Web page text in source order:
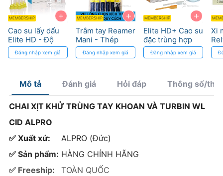
+
MEMBERSHIP
Cao su lấy dấu
Elite HD - Độ
chính xác cao,
phục hồi tốt
Đăng nhập xem giá
+
MEMBERSHIP
Trâm tay Reamer
Mani - Thép
Hard Fiber cho
điều trị tủy
Đăng nhập xem giá
+
MEMBERSHIP
Elite HD+ Cao su
đặc trùng hợp
trung bình cho
nha khoa
Đăng nhập xem giá
Xi
-
cao
Mô tả Đánh giá Hỏi đáp Thông số/
CHAI XỊT KHỬ TRÙNG TAY KHOAN VÀ TURBIN WL
CID ALPRO
✅ Xuất xứ:
ALPRO (Đức)
✅ Sản phẩm: HÀNG CHÍNH HÃNG
✅ Freeship:
TOÀN QUỐC